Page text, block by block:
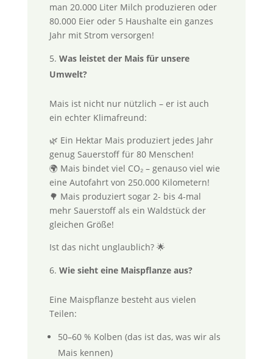
man 20.000 Liter Milch produzieren oder
80.000 Eier oder 5 Haushalte ein ganzes
Jahr mit Strom versorgen!
Was leistet der Mais für unsere
Umwelt?
Mais ist nicht nur nützlich – er ist auch
ein echter Klimafreund:
🌿 Ein Hektar Mais produziert jedes Jahr
genug Sauerstoff für 80 Menschen!
🌍 Mais bindet viel CO₂ – genauso viel wie
eine Autofahrt von 250.000 Kilometern!
🌳 Mais produziert sogar 2- bis 4-mal
mehr Sauerstoff als ein Waldstück der
gleichen Größe!
Ist das nicht unglaublich? 🌟
Wie sieht eine Maispflanze aus?
Eine Maispflanze besteht aus vielen
Teilen:
50–60 % Kolben (das ist das, was wir als
Mais kennen)